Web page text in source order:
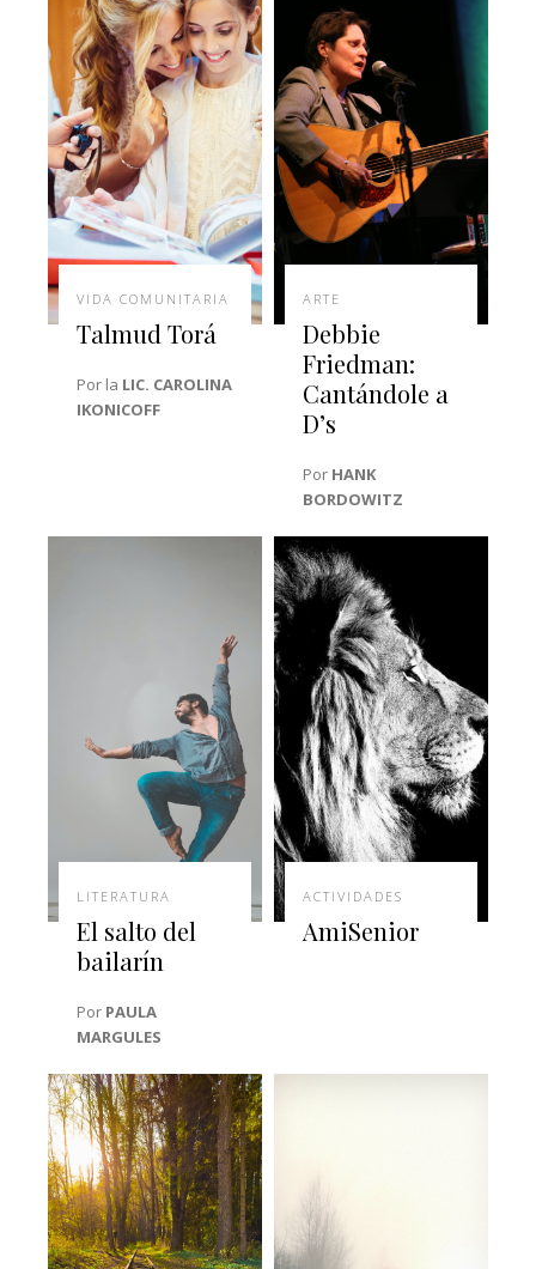
VIDA COMUNITARIA
Talmud Torá
Por la LIC. CAROLINA
IKONICOFF
ARTE
Debbie
Friedman:
Cantándole a
D’s
Por HANK
BORDOWITZ
LITERATURA
El salto del
bailarín
Por PAULA
MARGULES
ACTIVIDADES
AmiSenior